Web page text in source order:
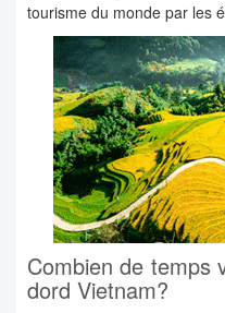
tourisme du monde par les
Combien de temps
dord Vietnam?